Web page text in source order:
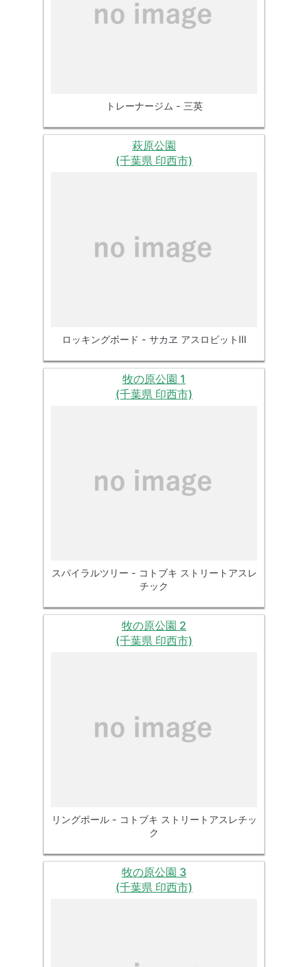
トレーナージム - 三英
萩原公園
(千葉県 印西市)
ロッキングボード - サカヱ アスロビットⅢ
牧の原公園 1
(千葉県 印西市)
スパイラルツリー - コトブキ ストリートアスレ
チック
牧の原公園 2
(千葉県 印西市)
リングポール - コトブキ ストリートアスレチッ
ク
牧の原公園 3
(千葉県 印西市)